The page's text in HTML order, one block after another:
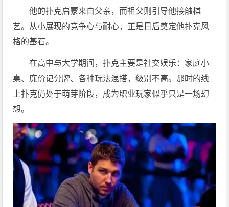
他的扑克启蒙来自父亲，而祖父则引导他接触棋
艺。从小展现的竞争心与耐心，正是日后奠定他扑克风
格的基石。
在高中与大学期间，扑克主要是社交娱乐：家庭小
桌、廉价记分牌、各种玩法混搭，级别不高。那时的线
上扑克仍处于萌芽阶段，成为职业玩家似乎只是一场幻
想。